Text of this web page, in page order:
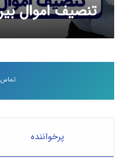
تنصیف اموال
تماس
پرخواننده